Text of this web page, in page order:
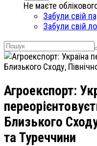
Не маєте
Забули свій
Забули свій
Агроекспорт:
Близького
та Туреччини